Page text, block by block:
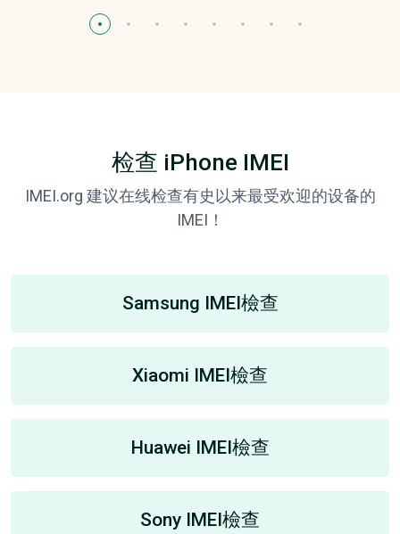
检查 iPhone IMEI
IMEI.org 建议在线检查有史以来最受欢迎的设备的
IMEI！
Samsung IMEI檢查
Xiaomi IMEI檢查
Huawei IMEI檢查
Sony IMEI檢查